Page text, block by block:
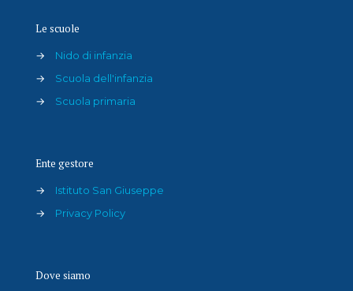
Le scuole
→
Nido di infanzia
→
Scuola dell'infanzia
→
Scuola primaria
Ente gestore
→
Istituto San Giuseppe
→
Privacy Policy
Dove siamo